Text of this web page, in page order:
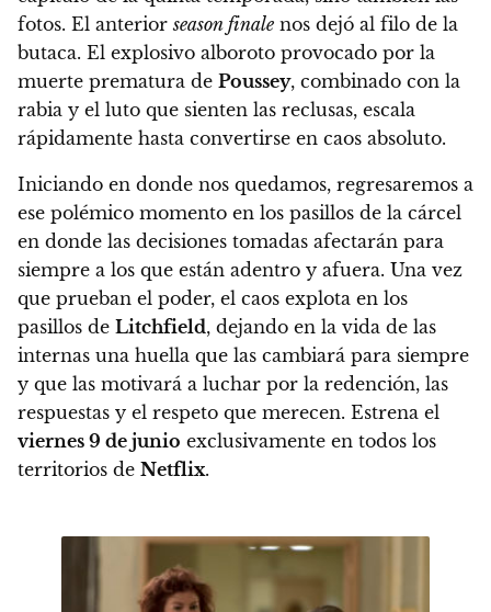
fotos. El anteriorseason finale nos dejó al filo de la
butaca. El explosivo alboroto provocado por la
muerte prematura de Poussey, combinado con la
rabia y el luto que sienten las reclusas, escala
rápidamente hasta convertirse en caos absoluto.
Iniciando en donde nos quedamos, regresaremos a
ese polémico momento en los pasillos de la cárcel
en donde las decisiones tomadas afectarán para
siempre a los que están adentro y afuera. Una vez
que prueban el poder, el caos explota en los
pasillos de Litchfield, dejando en la vida de las
internas una huella que las cambiará para siempre
y que las motivará a luchar por la redención, las
respuestas y el respeto que merecen. Estrena el
viernes 9 de junio exclusivamente en todos los
territorios de Netflix.